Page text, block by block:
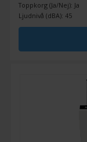
Toppkorg (Ja/Nej): Ja
Ljudnivå (dBA): 45